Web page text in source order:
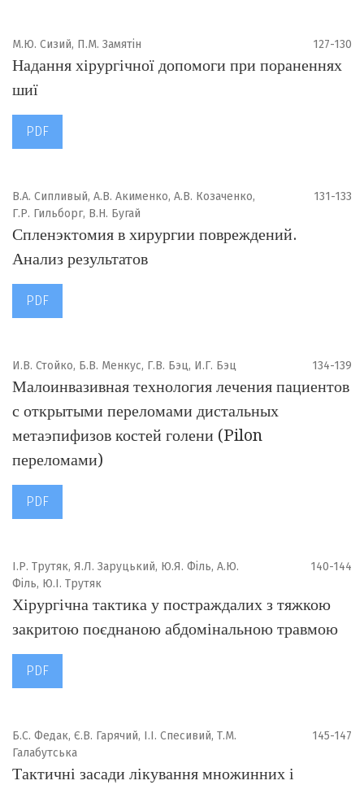
М.Ю. Сизий, П.М. Замятін 127-130
Надання хірургічної допомоги при пораненнях
шиї
PDF
В.А. Сипливый, А.В. Акименко, А.В. Козаченко,
Г.Р. Гильборг, В.Н. Бугай
131-133
Спленэктомия в хирургии повреждений.
Анализ результатов
PDF
И.В. Стойко, Б.В. Менкус, Г.В. Бэц, И.Г. Бэц 134-139
Малоинвазивная технология лечения пациентов
с открытыми переломами дистальных
метаэпифизов костей голени (Pilon
переломами)
PDF
І.Р. Трутяк, Я.Л. Заруцький, Ю.Я. Філь, А.Ю.
Філь, Ю.І. Трутяк
140-144
Хірургічна тактика у постраждалих з тяжкою
закритою поєднаною абдомінальною травмою
PDF
Б.С. Федак, Є.В. Гарячий, І.І. Спесивий, Т.М.
Галабутська
145-147
Тактичні засади лікування множинних і